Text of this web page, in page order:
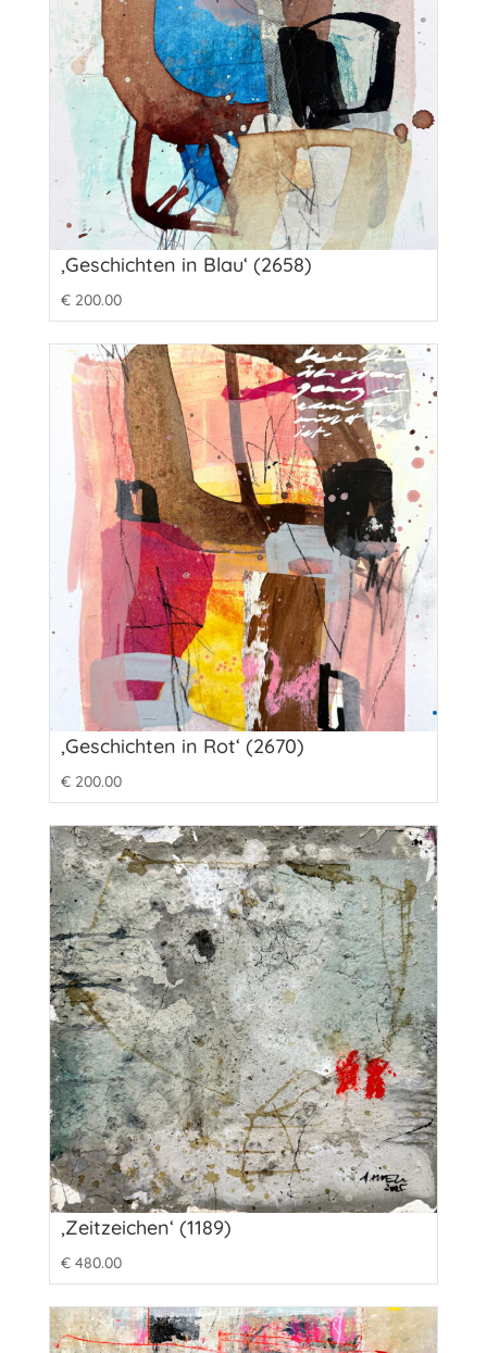
‚Geschichten in Blau‘ (2658)
€200.00
‚Geschichten in Rot‘ (2670)
€200.00
‚Zeitzeichen‘ (1189)
€480.00